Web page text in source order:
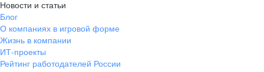
Новости и статьи
Блог
О компаниях в игровой форме
Жизнь в компании
ИТ-проекты
Рейтинг работодателей России